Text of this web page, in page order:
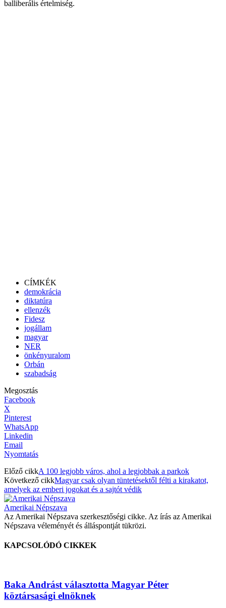
balliberális értelmiség.
CÍMKÉK
demokrácia
diktatúra
ellenzék
Fidesz
jogállam
magyar
NER
önkényuralom
Orbán
szabadság
Megosztás
Facebook
X
Pinterest
WhatsApp
Linkedin
Email
Nyomtatás
Előző cikkA 100 legjobb város, ahol a legjobbak a parkok
Következő cikkMagyar csak olyan tüntetésektől félti a kirakatot,
amelyek az emberi jogokat és a sajtót védik
Amerikai Népszava
Az Amerikai Népszava szerkesztőségi cikke. Az írás az Amerikai
Népszava véleményét és álláspontját tükrözi.
KAPCSOLÓDÓ CIKKEK
Baka Andrást választotta Magyar Péter
köztársasági elnöknek